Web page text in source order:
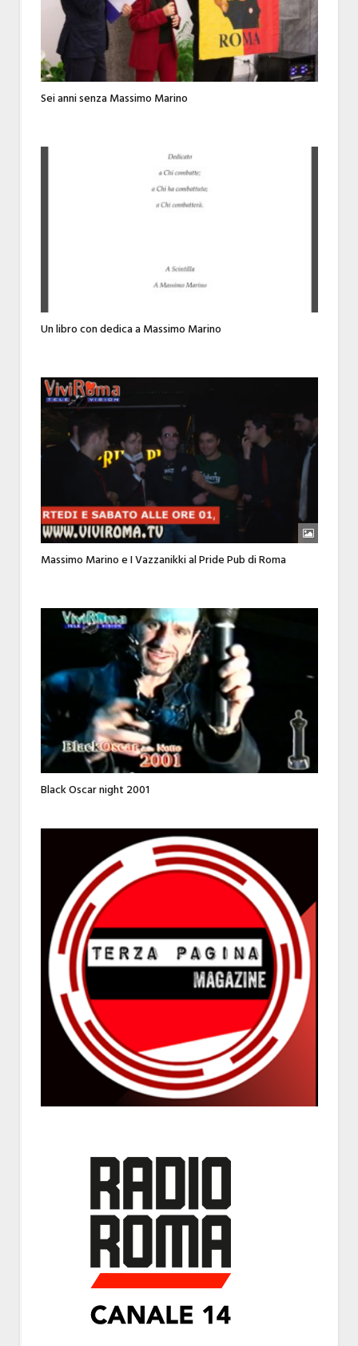
Sei anni senza Massimo Marino
Un libro con dedica a Massimo Marino
Massimo Marino e I Vazzanikki al Pride Pub di Roma
Black Oscar night 2001